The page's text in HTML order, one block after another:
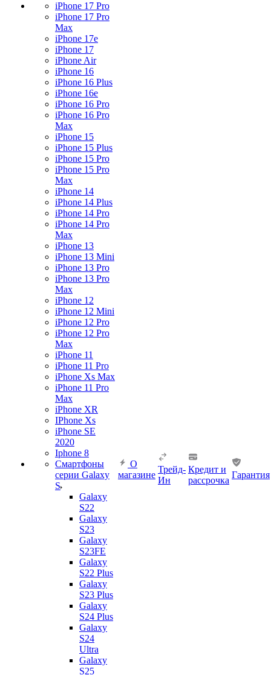
iPhone 17 Pro
iPhone 17 Pro
Max
iPhone 17e
iPhone 17
iPhone Air
iPhone 16
iPhone 16 Plus
iPhone 16e
iPhone 16 Pro
iPhone 16 Pro
Max
iPhone 15
iPhone 15 Plus
iPhone 15 Pro
iPhone 15 Pro
Max
iPhone 14
iPhone 14 Plus
iPhone 14 Pro
iPhone 14 Pro
Max
iPhone 13
iPhone 13 Mini
iPhone 13 Pro
iPhone 13 Pro
Max
iPhone 12
iPhone 12 Mini
iPhone 12 Pro
iPhone 12 Pro
Max
iPhone 11
iPhone 11 Pro
iPhone Xs Max
iPhone 11 Pro
Max
iPhone XR
IPhone Xs
iPhone SE
2020
Iphone 8
Смартфоны
серии Galaxy
S
Galaxy
S22
Galaxy
S23
Galaxy
S23FE
Galaxy
S22 Plus
Galaxy
S23 Plus
Galaxy
S24 Plus
Galaxy
S24
Ultra
Galaxy
S25
О
магазине
Трейд-
Ин
Кредит и
рассрочка
Гарантия